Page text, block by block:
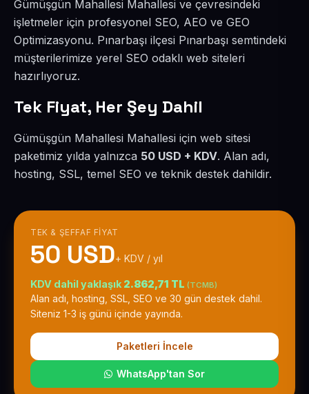
Gümüşgün Mahallesi Mahallesi ve çevresindeki
işletmeler için profesyonel SEO, AEO ve GEO
Optimizasyonu. Pınarbaşı ilçesi Pınarbaşı semtindeki
müşterilerimize yerel SEO odaklı web siteleri
hazırlıyoruz.
Tek Fiyat, Her Şey Dahil
Gümüşgün Mahallesi Mahallesi için web sitesi
paketimiz yılda yalnızca 50 USD + KDV. Alan adı,
hosting, SSL, temel SEO ve teknik destek dahildir.
TEK & ŞEFFAF FIYAT
50 USD+ KDV / yıl
KDV dahil yaklaşık 2.862,71 TL (TCMB)
Alan adı, hosting, SSL, SEO ve 30 gün destek dahil.
Siteniz 1-3 iş günü içinde yayında.
Paketleri İncele
WhatsApp'tan Sor